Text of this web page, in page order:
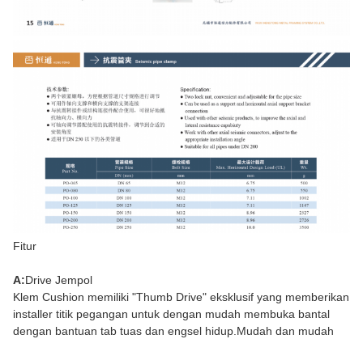
Fitur
A:Drive Jempol
Klem Cushion memiliki "Thumb Drive" eksklusif yang memberikan
installer titik pegangan untuk dengan mudah membuka bantal
dengan bantuan tab tuas dan engsel hidup.Mudah dan mudah